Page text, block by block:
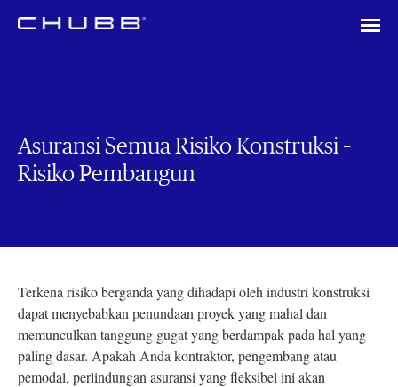
Asuransi Semua Risiko Konstruksi –
Risiko Pembangun
Terkena risiko berganda yang dihadapi oleh industri konstruksi
dapat menyebabkan penundaan proyek yang mahal dan
memunculkan tanggung gugatyang berdampak pada hal yang
paling dasar. Apakah Anda kontraktor, pengembang atau
pemodal, perlindungan asuransi yang fleksibel ini akan